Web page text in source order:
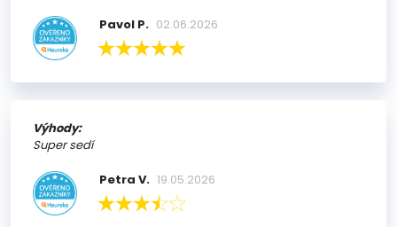
Pavol P. 02.06.2026
Výhody:
Super sedí
Petra V. 19.05.2026